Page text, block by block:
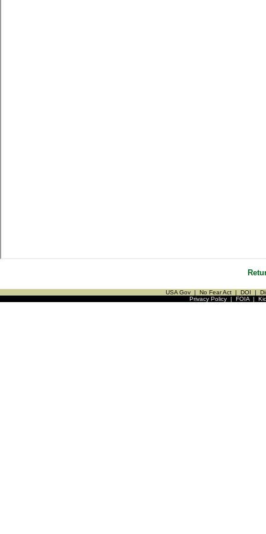
USA Gov | No Fear Act | DOI |
Privacy Policy| FOIA|